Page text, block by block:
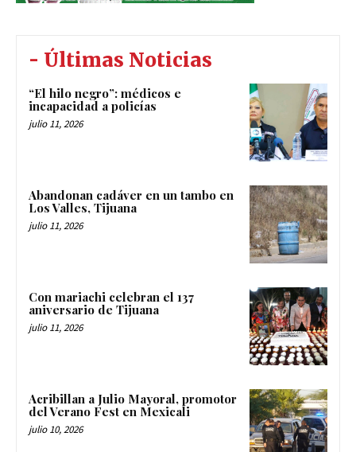
- Últimas Noticias
“El hilo negro”: médicos e
incapacidad a policías
julio 11, 2026
Abandonan cadáver en un tambo en
Los Valles, Tijuana
julio 11, 2026
Con mariachi celebran el 137
aniversario de Tijuana
julio 11, 2026
Acribillan a Julio Mayoral, promotor
del Verano Fest en Mexicali
julio 10, 2026